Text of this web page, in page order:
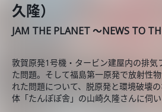
久隆）
JAM THE PLANET ～NEWS TO
敦賀原発1号機・タービン建屋内の排気
た問題。そして福島第一原発で放射性
れた問題について、脱原発と環境破壊
体「たんぽぽ舎」の山崎久隆さんに伺い